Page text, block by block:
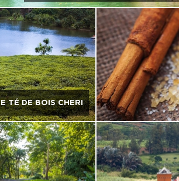
TÉ DE BOIS CHERI